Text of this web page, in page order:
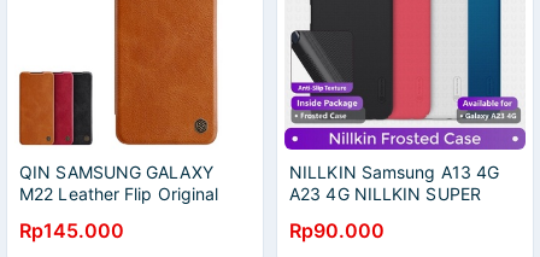
QIN SAMSUNG GALAXY
M22 Leather Flip Original
Rp145.000
NILLKIN Samsung A13 4G
A23 4G NILLKIN SUPER
Rp90.000